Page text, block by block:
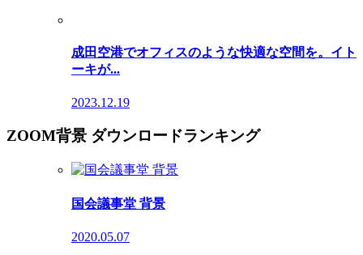
成田空港でオフィスのような快適な空間を。イト
ーキが...
2023.12.19
ZOOM背景 ダウンロードランキング
国会議事堂 背景
2020.05.07